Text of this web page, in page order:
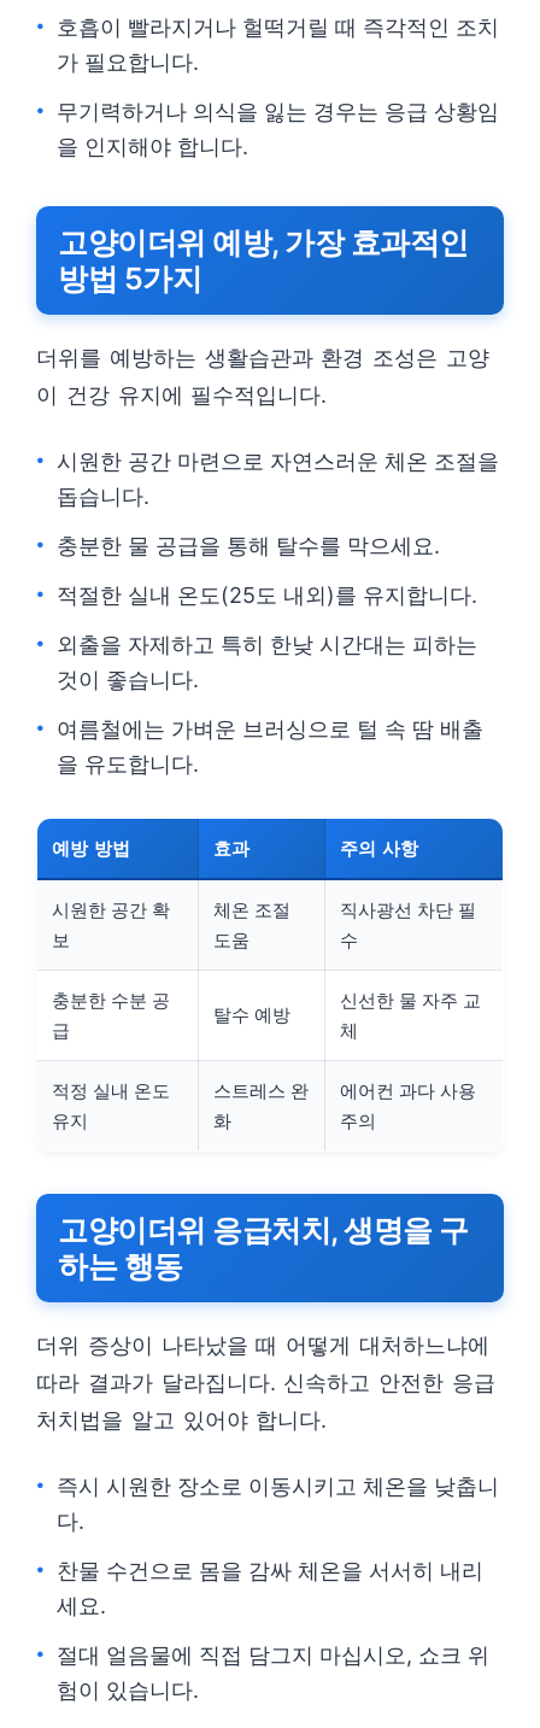
호흡이 빨라지거나 헐떡거릴 때 즉각적인 조치
가 필요합니다.
무기력하거나 의식을 잃는 경우는 응급 상황임
을 인지해야 합니다.
고양이더위 예방, 가장 효과적인
방법 5가지
더위를 예방하는 생활습관과 환경 조성은 고양
이 건강 유지에 필수적입니다.
시원한 공간 마련으로 자연스러운 체온 조절을
돕습니다.
충분한 물 공급을 통해 탈수를 막으세요.
적절한 실내 온도(25도 내외)를 유지합니다.
외출을 자제하고 특히 한낮 시간대는 피하는
것이 좋습니다.
여름철에는 가벼운 브러싱으로 털 속 땀 배출
을 유도합니다.
예방 방법 효과 주의 사항
시원한 공간 확
보
체온 조절
도움
직사광선 차단 필
수
충분한 수분 공
급
탈수 예방
신선한 물 자주 교
체
적정 실내 온도
유지
스트레스 완
화
에어컨 과다 사용
주의
고양이더위 응급처치, 생명을 구
하는 행동
더위 증상이 나타났을 때 어떻게 대처하느냐에
따라 결과가 달라집니다. 신속하고 안전한 응급
처치법을 알고 있어야 합니다.
즉시 시원한 장소로 이동시키고 체온을 낮춥니
다.
찬물 수건으로 몸을 감싸 체온을 서서히 내리
세요.
절대 얼음물에 직접 담그지 마십시오, 쇼크 위
험이 있습니다.